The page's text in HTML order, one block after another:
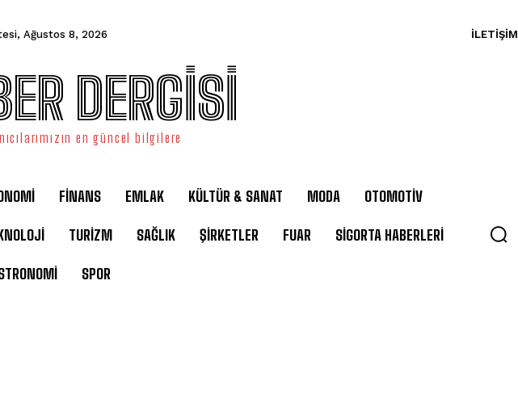
Ağustos 8, 2026 İLETIŞIM
DERGİSİ
en güncel bilgilere
FİNANS EMLAK KÜLTÜR & SANAT MODA OTOMOTİV
TURİZM SAĞLIK ŞİRKETLER FUAR SİGORTA HABERLERİ
SPOR